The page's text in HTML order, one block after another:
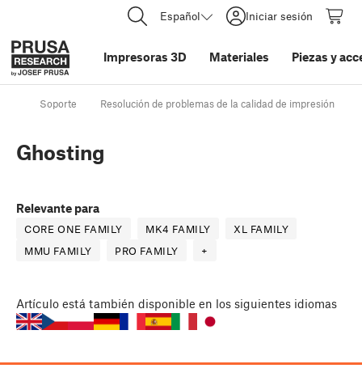
Español Iniciar sesión
Impresoras 3D Materiales Piezas y
Soporte Resolución de problemas de la calidad de impresión
Ghosting
Relevante para
CORE ONE FAMILY MK4 FAMILY
XL FAMILY
MMU FAMILY
PRO FAMILY +
Artículo está también disponible en los siguientes idiomas